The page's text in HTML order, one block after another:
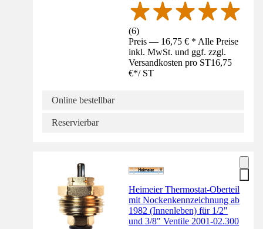
(6)
Preis — 16,75 € * Alle Preise
inkl. MwSt. und ggf. zzgl.
Versandkosten pro ST16,75
€*/ ST
Online bestellbar
Reservierbar
Heimeier Thermostat-Oberteil
mit Nockenkennzeichnung ab
1982 (Innenleben) für 1/2"
und 3/8" Ventile 2001-02.300